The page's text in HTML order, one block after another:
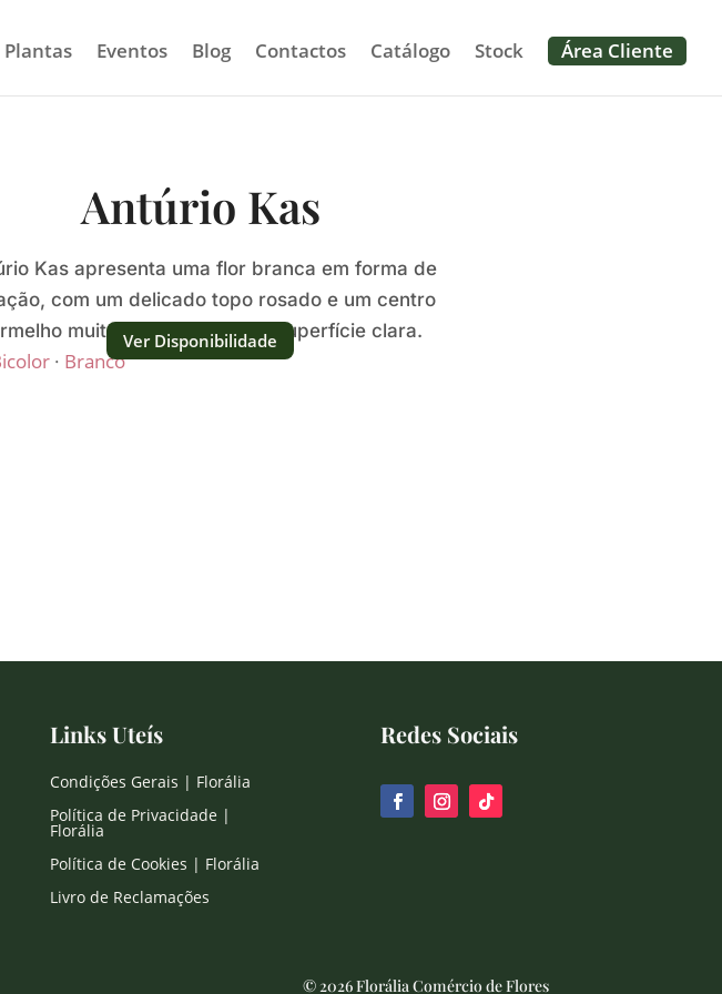
Plantas Eventos Blog Contactos Catálogo Stock Área Cliente
Antúrio Kas
Kas apresenta uma flor branca em forma de
com um delicado topo rosado e um centro
muito definido sobre a superfície clara.
· Branco
Ver Disponibilidade
Links Uteís
Condições Gerais | Florália
Política de Privacidade |
Florália
Política de Cookies | Florália
Livro de Reclamações
Redes Sociais
© 2026 Florália Comércio de Flores